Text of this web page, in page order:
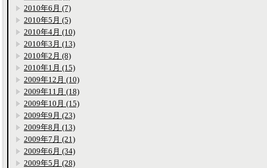
2010年6月 (7)
2010年5月 (5)
2010年4月 (10)
2010年3月 (13)
2010年2月 (8)
2010年1月 (15)
2009年12月 (10)
2009年11月 (18)
2009年10月 (15)
2009年9月 (23)
2009年8月 (13)
2009年7月 (21)
2009年6月 (34)
2009年5月 (28)